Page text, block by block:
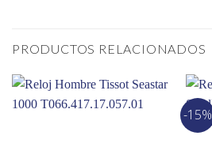
PRODUCTOS RELACIONADOS
-15%